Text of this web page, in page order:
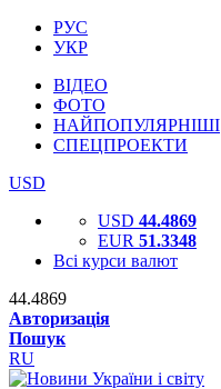
РУС
УКР
ВІДЕО
ФОТО
НАЙПОПУЛЯРНІШІ
СПЕЦПРОЕКТИ
USD
USD 44.4869
EUR 51.3348
Всі курси валют
44.4869
Авторизація
Пошук
RU